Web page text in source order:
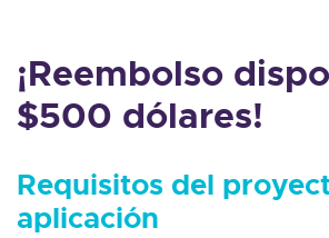
¡Reembolso
$500 dólares!
Requisitos del
aplicación